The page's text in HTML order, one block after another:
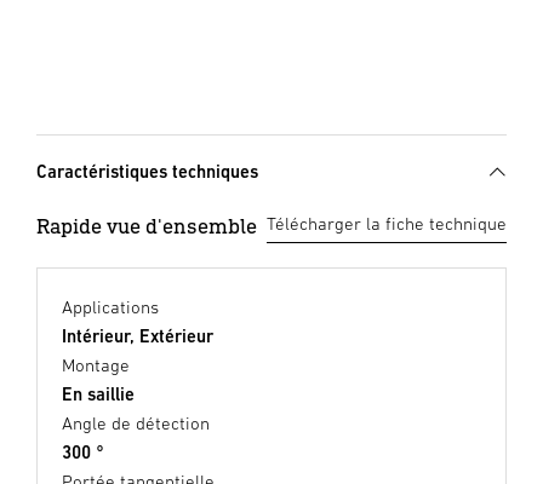
Caractéristiques techniques
Rapide vue d'ensemble Télécharger la fiche technique
Applications
Intérieur, Extérieur
Montage
En saillie
Angle de détection
300 °